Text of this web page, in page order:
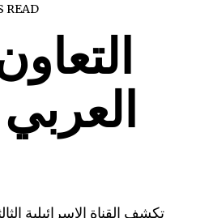
READ
تكشف القناة الإسرائيلية